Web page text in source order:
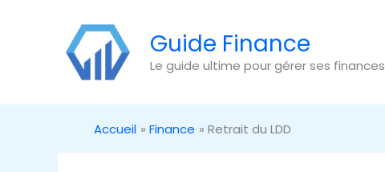
Guide Finance
Le guide ultime pour gérer ses finances
Accueil Finance Retrait du LDD